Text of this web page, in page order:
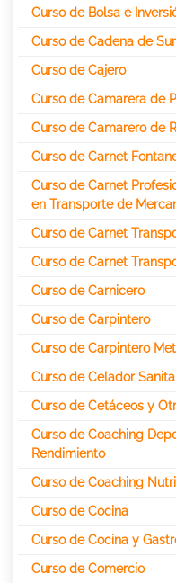
Curso de Bolsa e
Curso de Cadena de
Curso de Cajero
Curso de Camarera de
Curso de Camarero de
Curso de Carnet
Curso de Carnet
en Transporte de
Curso de Carnet
Curso de Carnet
Curso de Carnicero
Curso de Carpintero
Curso de Carpintero
Curso de Celador
Curso de Cetáceos y
Curso de Coaching
Rendimiento
Curso de Coaching
Curso de Cocina
Curso de Cocina y
Curso de Comercio